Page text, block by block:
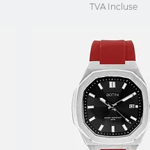
TVA Incluse